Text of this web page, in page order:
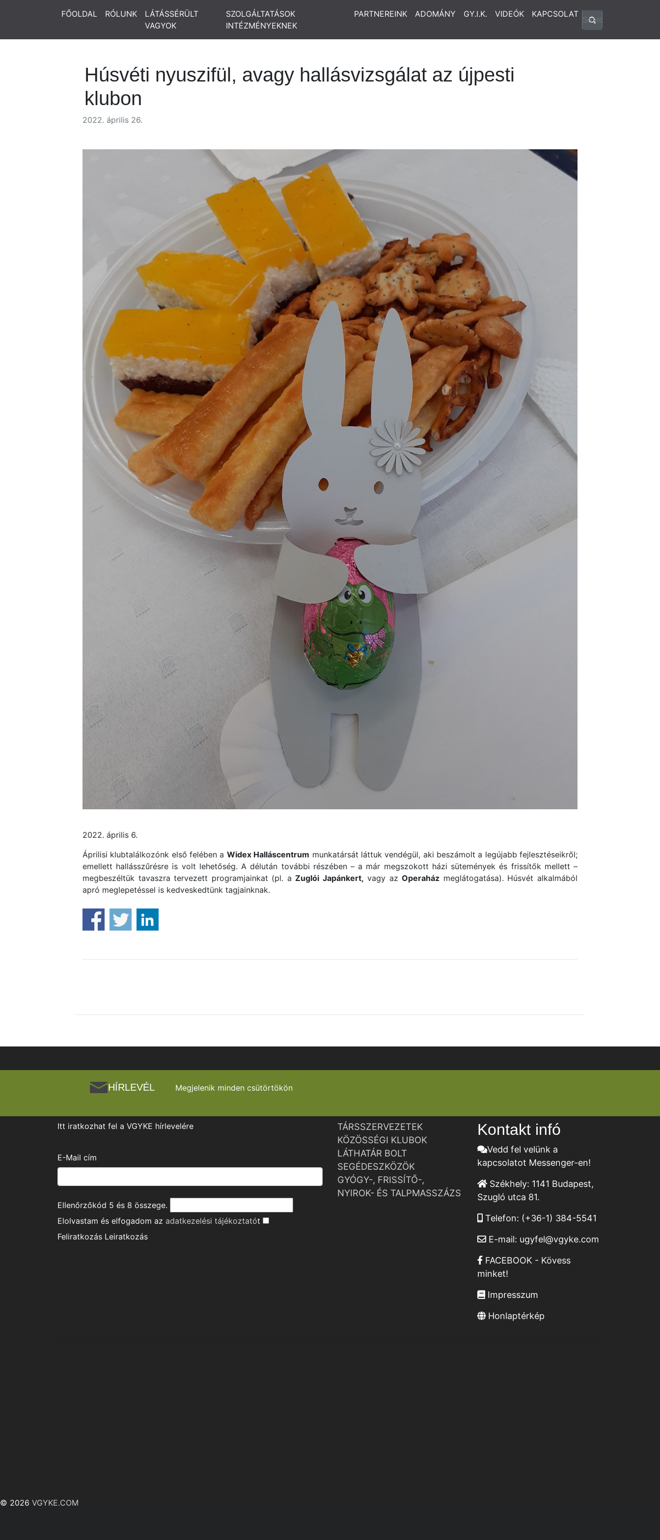
FŐOLDAL RÓLUNK
LÁTÁSSÉRÜLT
VAGYOK
SZOLGÁLTATÁSOK
INTÉZMÉNYEKNEK
PARTNEREINK ADOMÁNY GY.I.K. VIDEÓK KAPCSOLAT
Húsvéti nyuszifül, avagy hallásvizsgálat az újpesti
klubon
2022. április 26.
2022. április 6.
Áprilisi klubtalálkozónk első felében a Widex Halláscentrum munkatársát láttuk vendégül, aki beszámolt a legújabb fejlesztéseikről;
emellett hallásszűrésre is volt lehetőség. A délután további részében – a már megszokott házi sütemények és frissítők mellett –
megbeszéltük tavaszra tervezett programjainkat (pl. aZuglói Japánkert, vagy azOperaház meglátogatása). Húsvét alkalmából
apró meglepetéssel is kedveskedtünk tagjainknak.
HÍRLEVÉL Megjelenik minden csütörtökön
Itt iratkozhat fel a VGYKE hírlevelére
E-Mail cím
Ellenőrzőkód 5 és 8 összege.
Elolvastam és elfogadom az adatkezelési tájékoztatót
Feliratkozás Leiratkozás
TÁRSSZERVEZETEK
KÖZÖSSÉGI KLUBOK
LÁTHATÁR BOLT
SEGÉDESZKÖZÖK
GYÓGY-, FRISSÍTŐ-,
NYIROK- ÉS TALPMASSZÁZS
Kontakt infó
Vedd fel velünk a
kapcsolatot Messenger-en!
Székhely: 1141 Budapest,
Szugló utca 81.
Telefon: (+36-1) 384-5541
E-mail: ugyfel@vgyke.com
FACEBOOK - Kövess
minket!
Impresszum
Honlaptérkép
© 2026 VGYKE.COM